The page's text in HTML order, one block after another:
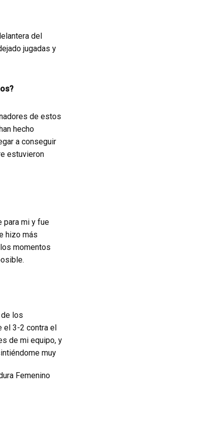
del
jugadas y
de estos
hecho
a conseguir
estuvieron
para mi y fue
hizo más
momentos
los
el 3-2 contra el
de mi equipo, y
muy